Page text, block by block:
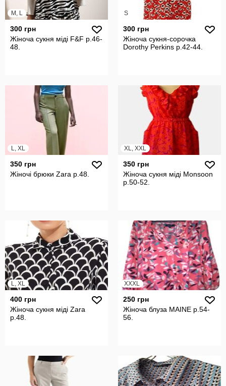
M, L
300 грн
Жіноча сукня міді F&F р.46-
48.
S
300 грн
Жіноча сукня-сорочка
Dorothy Perkins р.42-44.
L, XL
350 грн
Жіночі брюки Zara р.48.
XL, XXL
350 грн
Жіноча сукня міді Monsoon
р.50-52.
L, XL
400 грн
Жіноча сукня міді Zara
р.48.
XXXL
250 грн
Жіноча блуза MAINE р.54-
56.